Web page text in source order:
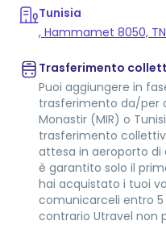
Tunisia
, Hammamet 8050, TN
Trasferimento
Puoi aggiungere in
trasferimento da/per
Monastir (MIR) o
trasferimento
attesa in aeroporto di
è garantito solo il
hai acquistato i tuoi
comunicarceli entro 5
contrario Utravel non